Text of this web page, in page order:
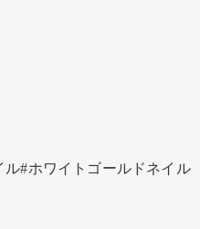
#ホワイトゴールドネイル